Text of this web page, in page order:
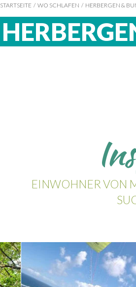
STARTSEITE WO SCHLAFEN HERBERGEN &
EINWOHNER VON